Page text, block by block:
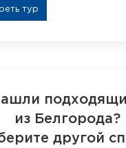
тур
из Белгорода?
другой